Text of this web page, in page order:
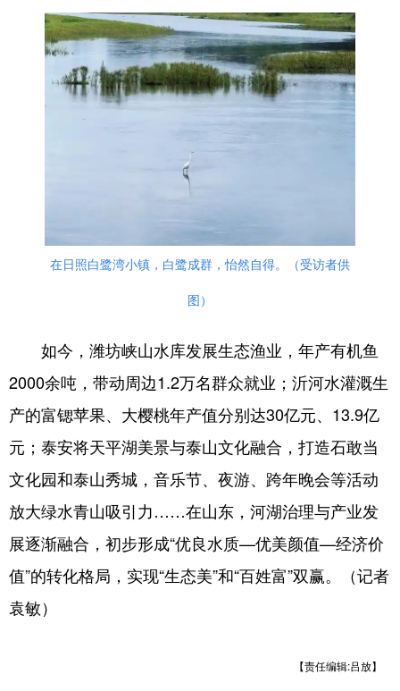
在日照白鹭湾小镇，白鹭成群，怡然自得。（受访者供
图）
如今，潍坊峡山水库发展生态渔业，年产有机鱼
2000余吨，带动周边1.2万名群众就业；沂河水灌溉生
产的富锶苹果、大樱桃年产值分别达30亿元、13.9亿
元；泰安将天平湖美景与泰山文化融合，打造石敢当
文化园和泰山秀城，音乐节、夜游、跨年晚会等活动
放大绿水青山吸引力……在山东，河湖治理与产业发
展逐渐融合，初步形成“优良水质—优美颜值—经济价
值”的转化格局，实现“生态美”和“百姓富”双赢。（记者
袁敏）
【责任编辑:吕放】